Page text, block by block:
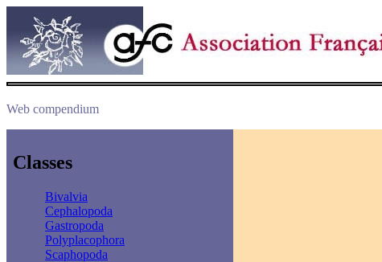
Web compendium
Classes
Bivalvia
Cephalopoda
Gastropoda
Polyplacophora
Scaphopoda